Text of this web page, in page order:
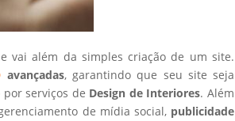
vai além da simples criação de um site.
avançadas, garantindo que seu site seja
serviços de Design de Interiores. Além
de mídia social, publicidade